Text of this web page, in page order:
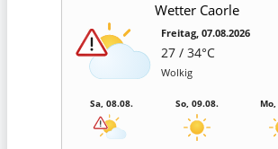
Wetter Caorle
Freitag, 07.08.2026
27 / 34°C
Wolkig
Sa, 08.08. So, 09.08.